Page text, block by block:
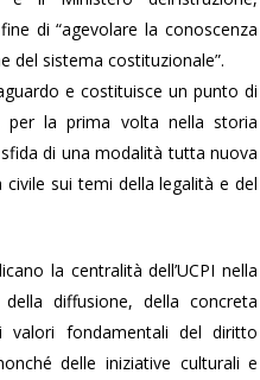
di “agevolare la conoscenza
del sistema costituzionale”.
e costituisce un punto di
per la prima volta nella storia
di una modalità tutta nuova
sui temi della legalità e del
la centralità dell’UCPI nella
diffusione, della concreta
valori fondamentali del diritto
delle iniziative culturali e